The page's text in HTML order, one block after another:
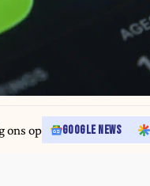
ons op GOOGLE NEWS